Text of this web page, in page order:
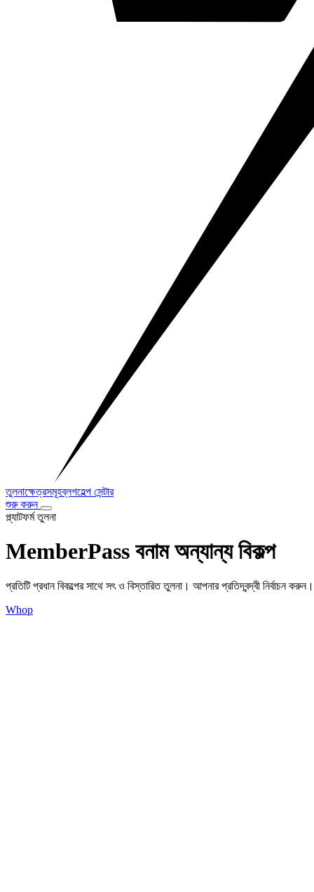
তুলনাক্ষেত্রসমূহব্লগহেল্প সেন্টার
শুরু করুন
প্ল্যাটফর্ম তুলনা
MemberPass বনাম অন্যান্য বিকল্প
প্রতিটি প্রধান বিকল্পের সাথে সৎ ও বিস্তারিত তুলনা। আপনার প্রতিদ্বন্দ্বী নির্বাচন করুন।
Whop